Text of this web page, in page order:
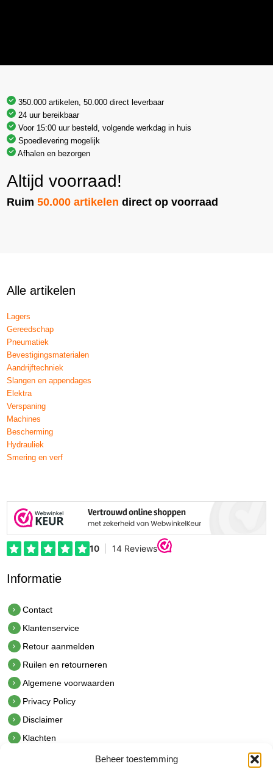
Beheer toestemming
350.000 artikelen, 50.000 direct leverbaar
24 uur bereikbaar
Voor 15:00 uur besteld, volgende werkdag in huis
Spoedlevering mogelijk
Afhalen en bezorgen
Altijd voorraad!
Ruim50.000 artikelen direct op voorraad
Alle artikelen
Lagers
Gereedschap
Pneumatiek
Bevestigingsmaterialen
Aandrijftechniek
Slangen en appendages
Elektra
Verspaning
Machines
Bescherming
Hydrauliek
Smering en verf
Informatie
Contact
Klantenservice
Retour aanmelden
Ruilen en retourneren
Algemene voorwaarden
Privacy Policy
Disclaimer
Klachten